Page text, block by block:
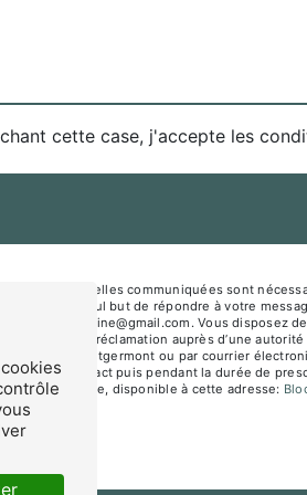
cette case, j'accepte les
personnelles communiquées sont
dans le seul but de répondre à votre
mesnagealine@gmail.com. Vous disposez
une réclamation auprès d’une
35760 Montgermont ou par courrier
prise de contact puis pendant la durée de
téléphonique, disponible à cette adresse: